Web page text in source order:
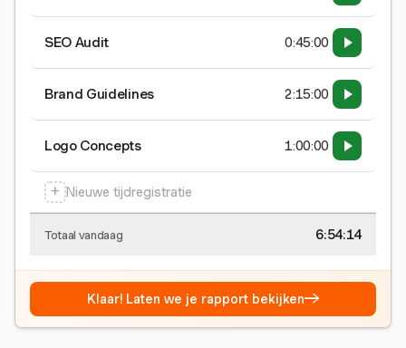
SEO Audit 0:45:00
Brand Guidelines 2:15:00
Logo Concepts 1:00:00
+ Nieuwe tijdregistratie
Totaal vandaag 6:54:15
Klaar! Laten we je rapport bekijken→